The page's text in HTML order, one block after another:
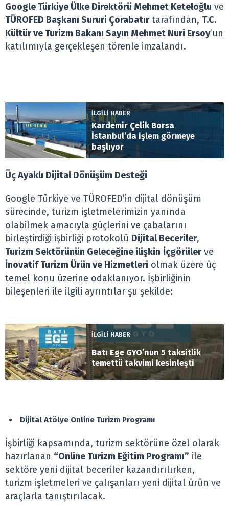
Google Türkiye Ülke Direktörü Mehmet Keteloğlu ve
TÜROFED Başkanı Sururi Çorabatırtarafından, T.C.
Kültür ve Turizm Bakanı Sayın Mehmet Nuri Ersoy’un
katılımıyla gerçekleşen törenle imzalandı.
İLGİLİ HABER
Kardemir Çelik Borsa
İstanbul’da işlem görmeye
başlıyor
Üç Ayaklı Dijital Dönüşüm Desteği
Google Türkiye ve TÜROFED’in dijital dönüşüm
sürecinde, turizm işletmelerimizin yanında
olabilmek amacıyla güçlerini ve çabalarını
birleştirdiği işbirliği protokolü Dijital Beceriler,
Turizm Sektörünün Geleceğine ilişkin İçgörülerve
İnovatif Turizm Ürün ve Hizmetleri olmak üzere üç
temel konu üzerine odaklanıyor. İşbirliğinin
bileşenleri ile ilgili ayrıntılar şu şekilde:
İLGİLİ HABER
Batı Ege GYO’nun 5 taksitlik
temettü takvimi kesinleşti
Dijital Atölye Online Turizm Programı
İşbirliği kapsamında, turizm sektörüne özel olarak
hazırlanan “Online Turizm Eğitim Programı” ile
sektöre yeni dijital beceriler kazandırılırken,
turizm işletmeleri ve çalışanları yeni dijital ürün ve
araçlarla tanıştırılacak.